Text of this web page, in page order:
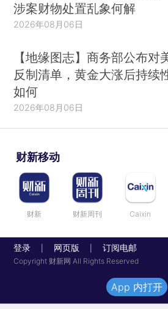
涉案财物处置乱象何解
2026年08月06日
【地缘图志】商务部公布对
反制清单，黄金大涨后持续
如何
2026年08月06日
财新移动
财新 财新周刊 Caixin
登录 网页版 订阅电邮
Copyright 财新网 All Rights Reserved
App 内打开